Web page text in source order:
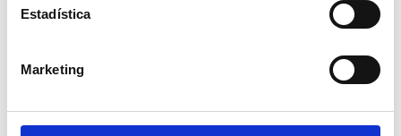
Estadística
Marketing
Escrito por Pablo Ortiz
Compartir: